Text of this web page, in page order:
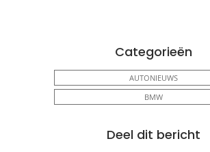
Categorieën
AUTONIEUWS
BMW
Deel dit bericht